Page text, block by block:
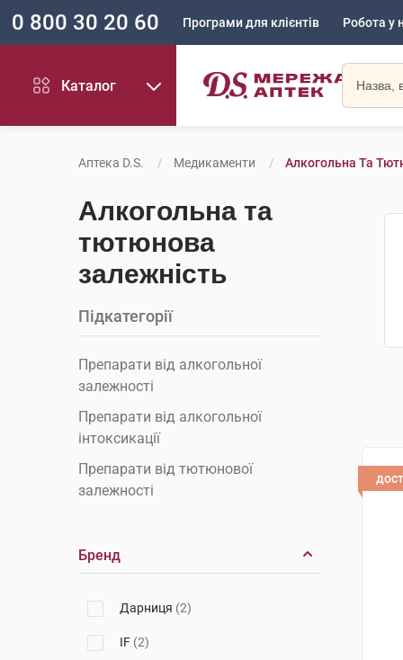
0 800 30 20 60 Програми для клієнтів Робота у
Каталог
Аптека D.S. Медикаменти Алкогольна Та
Алкогольна та
тютюнова
залежність
Підкатегорії
Препарати від алкогольної
залежності
Препарати від алкогольної
інтоксикації
Препарати від тютюнової
залежності
Бренд
Дарниця (2)
IF (2)